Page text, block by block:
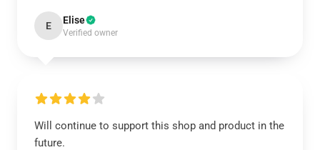
E Elise
Verified owner
Will continue to support this shop and product in the
future.